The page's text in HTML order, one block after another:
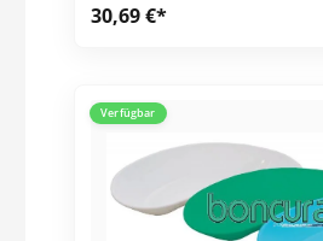
30,69 €*
Verfügbar